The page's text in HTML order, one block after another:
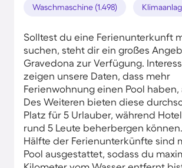
Waschmaschine (1.498)
Solltest du eine Ferienunterkunft
suchen, steht dir ein großes
Gravedona zur Verfügung.
zeigen unsere Daten, dass mehr
Ferienwohnung einen Pool haben,
Des Weiteren bieten diese
Platz für 5 Urlauber, während
rund 5 Leute beherbergen
Hälfte der Ferienunterkünfte sind
Pool ausgestattet, sodass du